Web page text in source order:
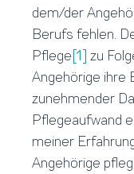
dem/der
Berufs fehlen.
Pflege[1] zu
Angehörige ihre
zunehmender
Pflegeaufwand
meiner
Angehörige